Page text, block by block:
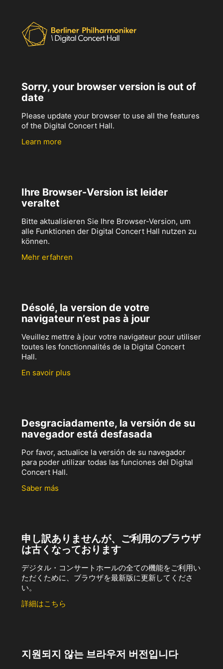
Sorry, your browser version is out of
date
Please update your browser to use all the features
of the Digital Concert Hall.
Learn more
Ihre Browser-Version ist leider
veraltet
Bitte aktualisieren Sie Ihre Browser-Version, um
alle Funktionen der Digital Concert Hall nutzen zu
können.
Mehr erfahren
Désolé, la version de votre
navigateur n’est pas à jour
Veuillez mettre à jour votre navigateur pour utiliser
toutes les fonctionnalités de la Digital Concert
Hall.
En savoir plus
Desgraciadamente, la versión de su
navegador está desfasada
Por favor, actualice la versión de su navegador
para poder utilizar todas las funciones del Digital
Concert Hall.
Saber más
申し訳ありませんが、ご利用のブラウザ
は古くなっております
デジタル・コンサートホールの全ての機能をご利用い
ただくために、ブラウザを最新版に更新してくださ
い。
詳細はこちら
지원되지 않는 브라우저 버전입니다